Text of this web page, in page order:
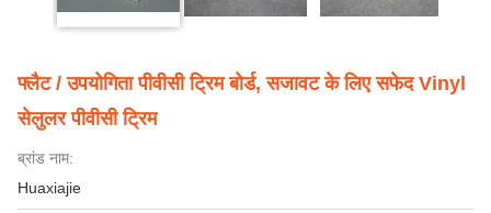
फ्लैट / उपयोगिता पीवीसी ट्रिम बोर्ड, सजावट के लिए सफेद Vinyl
सेलुलर पीवीसी ट्रिम
ब्रांड नाम:
Huaxiajie